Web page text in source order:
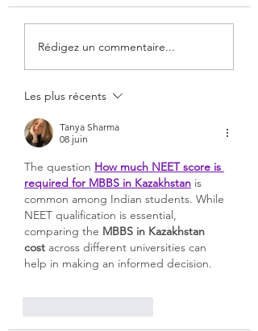
Certificat de thérapeute en
Rédigez un commentaire...
Les plus récents
Tanya Sharma
08 juin
The question How much NEET score is
required for MBBS in Kazakhstan is
common among Indian students. While
NEET qualification is essential,
comparing the MBBS in Kazakhstan
cost across different universities can
help in making an informed decision.